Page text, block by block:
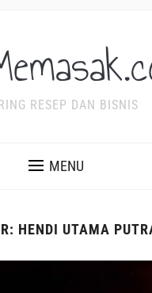
RESEP DAN BISNIS
MENU
HENDI UTAMA